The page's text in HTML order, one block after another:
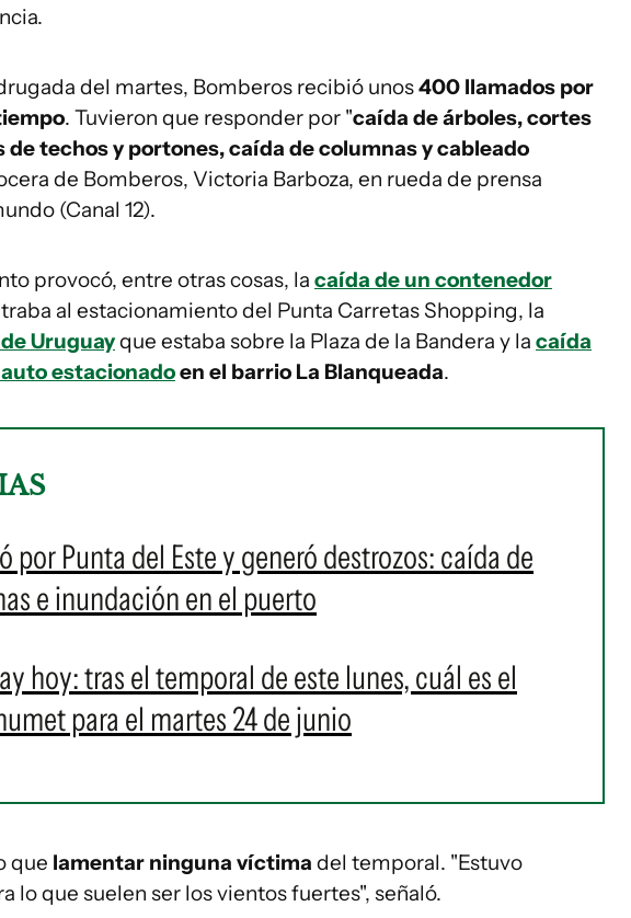
del martes, Bomberos recibió unos400 llamados por
. Tuvieron que responder por "caída de árboles, cortes
de techos y portones, caída de columnas y cableado
de Bomberos, Victoria Barboza, en rueda de prensa
(Canal 12).
provocó, entre otras cosas, la caída de un contenedor
al estacionamiento del Punta Carretas Shopping, la
Uruguayque estaba sobre la Plaza de la Bandera y la caída
estacionadoen el barrio La Blanqueada.
por Punta del Este y generó destrozos: caída de
e inundación en el puerto
hoy: tras el temporal de este lunes, cuál es el
para el martes 24 de junio
que lamentar ninguna víctima del temporal. "Estuvo
lo que suelen ser los vientos fuertes", señaló.